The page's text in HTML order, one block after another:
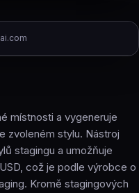
místnosti a vygeneruje
zvoleném stylu. Nástroj
stagingu a umožňuje
což je podle výrobce o
Kromě stagingových